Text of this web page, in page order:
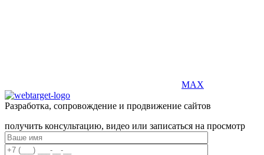
MAX
Разработка, сопровождение и продвижение сайтов
получить консультацию, видео или записаться на просмотр